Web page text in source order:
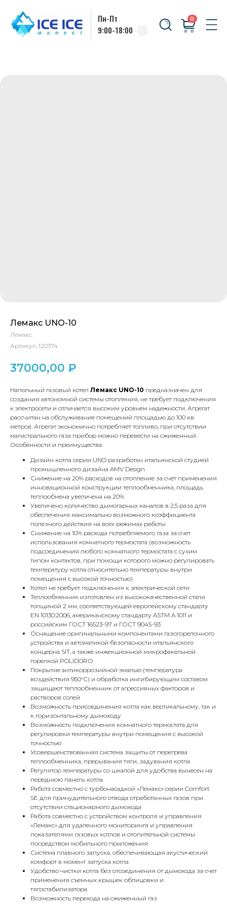
9:00-18:00
Лемакс UNO-10
Лемакс
Артикул: 120374
37000,00 ₽
Напольный газовый котел Лемакс UNO-10 предназначен для
создания автономной системы отопления, не требует подключения
к электросети и отличается высоким уровнем надежности. Агрегат
рассчитан на обслуживание помещений площадью до 100 кв.
метров. Агрегат экономично потребляет топливо, при отсутствии
магистрального газа прибор можно перевести на сжиженный.
Особенности и преимущества:
Дизайн котла серии UNO разработан итальянской студией
промышленного дизайна AMV Design
Снижение на 20% расходов на отопление за счет применения
инновационной конструкции теплообменника, площадь
теплообмена увеличена на 20%
Увеличено количество дымогарных каналов в 2,5 раза для
обеспечения максимально возможного коэффициента
полезного действия на всех режимах работы
Снижение на 10% расхода потребляемого газа за счет
использования комнатного термостата (возможность
подсоединения любого комнатного термостата с сухим
типом контактов, при помощи которого можно регулировать
температуру котла относительно температуры внутри
помещения с высокой точностью)
Котел не требует подключения к электрической сети
Теплообменник изготовлен из высококачественной стали
толщиной 2 мм, соответствующей европейскому стандарту
EN 10130:2006, американскому стандарту ASTM A 1011 и
российским ГОСТ 16523-97 и ГОСТ 9045-93
Оснащение оригинальными компонентами газогорелочного
устройства и автоматикой безопасности итальянского
концерна SIT, а также инжекционной микрофакельной
горелкой POLIDORО
Покрытие антикоррозийной эмалью (температура
воздействия 950°С) и обработка ингибирующим составом
защищают теплообменник от агрессивных факторов и
растворов солей
Возможность присоединения котла как вертикальному, так и
к горизонтальному дымоходу
Возможность подключения комнатного термостата для
регулировки температуры внутри помещения с высокой
точностью
Усовершенствованная система защиты от перегрева
теплообменника, прерывания тяги, задувания котла
Регулятор температуры со шкалой для удобства вынесен на
переднюю панель котла
Работа совместно с турбонасадкой «Лемакс» серии Comfort
SE для принудительного отвода отработанных газов при
отсутствии стационарного дымохода
Работа совместно с устройством контроля и управления
«Лемакс» для удаленного мониторинга и управления
показателями газовых котлов и отопительной системы
посредством мобильного приложения
Система плавного запуска, обеспечивающая акустический
комфорт в момент запуска котла
Удобство чистки котла без отсоединения от дымохода за счет
применения съемных крышек облицовки и
тягостабилизатора
Возможность перехода на сжиженный газ
Г.Москва Волоколамское шоссе,
71/22к2
Пн-вс с 9:00 до 18:00
Телефон
8 495 233-79-79
8 985 233-79-79
КОНТАКТЫ